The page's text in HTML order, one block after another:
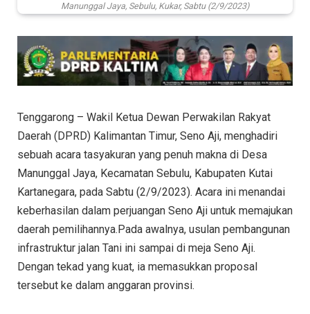
Manunggal Jaya, Sebulu, Kukar, Sabtu (2/9/2023)
Tenggarong – Wakil Ketua Dewan Perwakilan Rakyat
Daerah (DPRD) Kalimantan Timur, Seno Aji, menghadiri
sebuah acara tasyakuran yang penuh makna di Desa
Manunggal Jaya, Kecamatan Sebulu, Kabupaten Kutai
Kartanegara, pada Sabtu (2/9/2023). Acara ini menandai
keberhasilan dalam perjuangan Seno Aji untuk memajukan
daerah pemilihannya.Pada awalnya, usulan pembangunan
infrastruktur jalan Tani ini sampai di meja Seno Aji.
Dengan tekad yang kuat, ia memasukkan proposal
tersebut ke dalam anggaran provinsi.